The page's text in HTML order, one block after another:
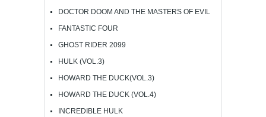
DOCTOR DOOM AND THE MASTERS OF EVIL
FANTASTIC FOUR
GHOST RIDER 2099
HULK (VOL.3)
HOWARD THE DUCK(VOL.3)
HOWARD THE DUCK (VOL.4)
INCREDIBLE HULK